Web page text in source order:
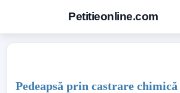
Petitieonline.com
Pedeapsă prin castrare